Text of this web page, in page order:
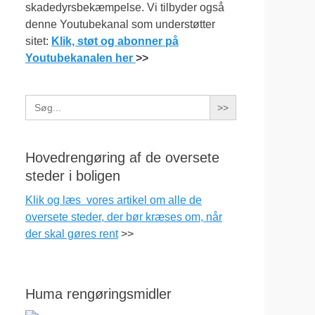
skadedyrsbekæmpelse. Vi tilbyder også
denne Youtubekanal som understøtter
sitet: Klik, støt og abonner på
Youtubekanalen her >>
Search
for:
Hovedrengøring af de oversete
steder i boligen
Klik og læs vores artikel om alle de
oversete steder, der bør kræses om, når
der skal gøres rent>>
Huma rengøringsmidler